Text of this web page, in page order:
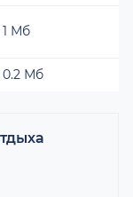
1 Мб
0.2 Мб